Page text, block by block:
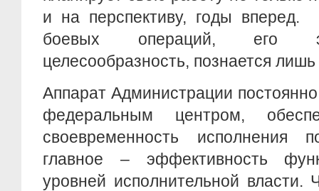
и на перспективу, годы вперед.
боевых операций, его
целесообразность, познается
Аппарат Администрации
федеральным центром,
своевременность исполнения
главное – эффективность
уровней исполнительной власти.